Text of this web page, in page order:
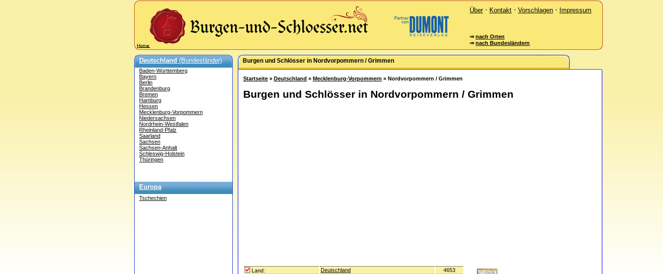
Über· Kontakt · Vorschlagen · Impressum
⇒ nach Orten
⇒ nach Bundesländern
Deutschland(Bundesländer)
Baden-Württemberg
Bayern
Berlin
Brandenburg
Bremen
Hamburg
Hessen
Mecklenburg-Vorpommern
Niedersachsen
Nordrhein-Westfalen
Rheinland-Pfalz
Saarland
Sachsen
Sachsen-Anhalt
Schleswig-Holstein
Thüringen
Europa
Tschechien
Burgen und Schlösser in Nordvorpommern / Grimmen
Startseite » Deutschland » Mecklenburg-Vorpommern » Nordvorpommern / Grimmen
Burgen und Schlösser in Nordvorpommern / Grimmen
Land: Deutschland 4653